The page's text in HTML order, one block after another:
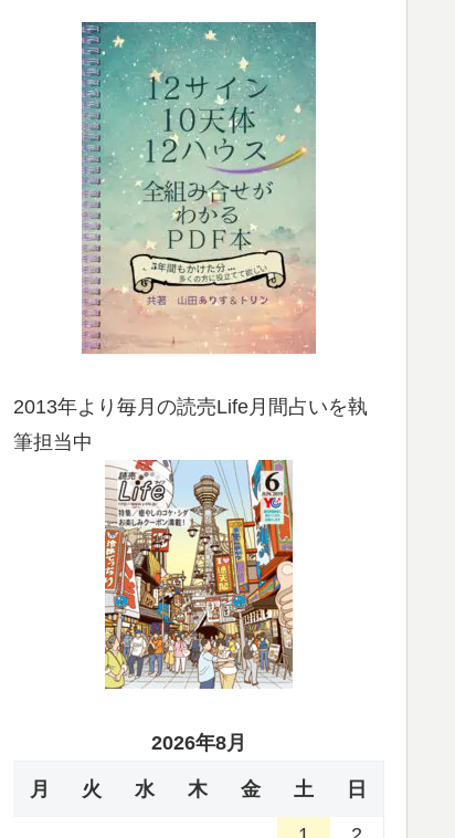
2013年より毎月の読売Life月間占いを執
筆担当中
2026年8月
月 火 水 木 金 土 日